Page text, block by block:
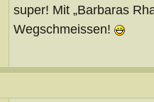
super! Mit „Barbaras
Wegschmeissen!